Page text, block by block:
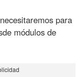
para
módulos de